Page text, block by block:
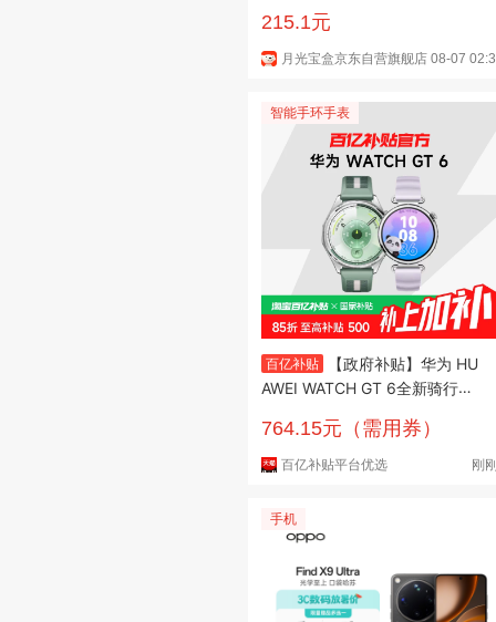
复读 无损音乐 录音外放
215.1元
月光宝盒京东自营旗舰店 08-07
智能手环手表
百亿补贴
【政府补贴】华为 HU
AWEI WATCH GT 6全新骑行体
能手环手表
764.15元（需用券）
百亿补贴平台优选 刚
手机